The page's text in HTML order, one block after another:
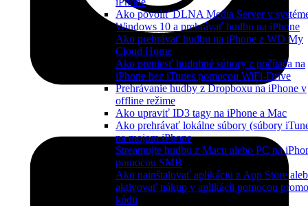
Ako povoliť DLNA Media Server v
Windows 10 a prehrávať hudbu na iPhone
Ako prehrávať hudbu na iPhone z WD My
Cloud Home
Ako preniesť hudobné súbory z počítača na
iPhone bez iTunes pomocou WiFi-Drive
Prehrávanie hudby z Dropboxu na iPhone v
offline režime
Ako upraviť ID3 tagy na iPhone a Mac
Ako prehrávať lokálne súbory (súbory
na mojom iPhone
Streamujte hudbu z Macu alebo PC na
pomocou SMB
Ako nainštalovať aplikáciu z App Store
aktivovať nákup v aplikácii pomocou promo
kódu